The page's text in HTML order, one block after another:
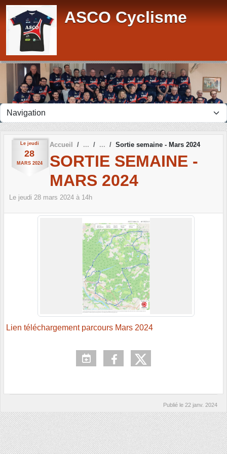
ASCO Cyclisme
Le jeudi
28
MARS 2024
Accueil Sortie semaine - Mars 2024
SORTIE SEMAINE -
MARS 2024
Le jeudi 28 mars 2024 à 14h
Lien téléchargement parcours Mars 2024
Publié le 22 janv. 2024
Panneau de gestion des cookies